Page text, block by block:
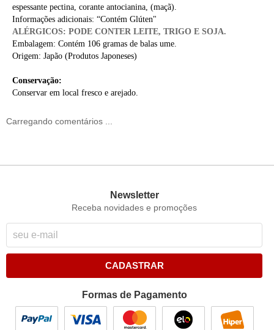
espessante pectina, corante antocianina, (maçã).
Informações adicionais: “Contém Glúten"
ALÉRGICOS: PODE CONTER LEITE, TRIGO E SOJA.
Embalagem: Contém 106 gramas de balas ume.
Origem: Japão (Produtos Japoneses)
Conservação:
Conservar em local fresco e arejado.
Carregando comentários ...
Newsletter
Receba novidades e promoções
CADASTRAR
Formas de Pagamento